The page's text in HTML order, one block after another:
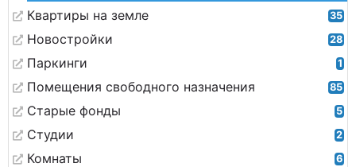
Квартиры на земле 35
Новостройки 28
Паркинги 1
Помещения свободного назначения 85
Старые фонды 5
Студии 2
Комнаты 6